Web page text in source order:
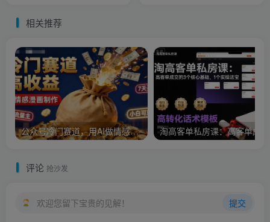
相关推荐
公众号冷门赛道，用AI做情感漫画，7天开通流量主，操作简单，小白可玩
评论 抢沙发
欢迎您留下宝贵的见解！ 提交